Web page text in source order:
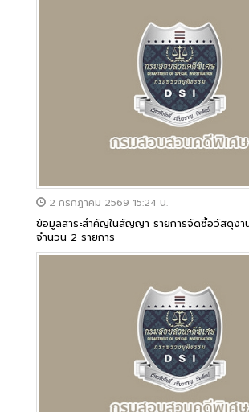
2 กรกฎาคม 2569 15:24 น.
ข้อมูลสาระสำคัญในสัญญา รายการจัดซื้อวัสดุงา
จำนวน 2 รายการ